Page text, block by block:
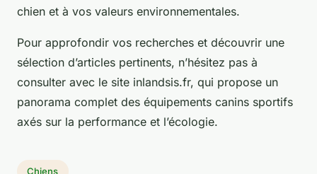
chien et à vos valeurs environnementales.
Pour approfondir vos recherches et découvrir une
sélection d’articles pertinents, n’hésitez pas à
consulter avec le site inlandsis.fr, qui propose un
panorama complet des équipements canins sportifs
axés sur la performance et l’écologie.
Chiens